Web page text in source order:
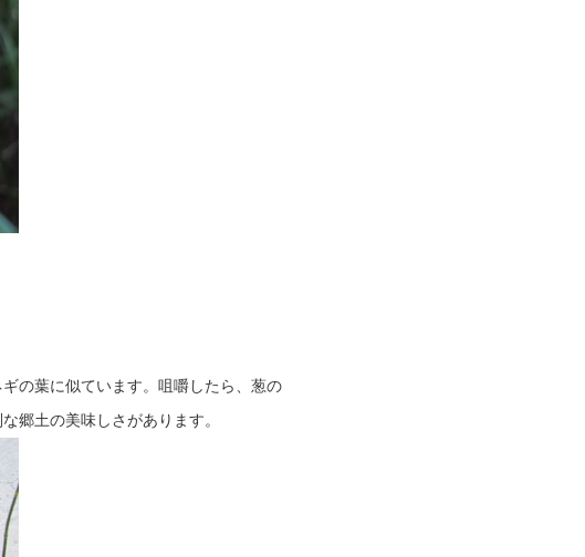
の葉に似ています。咀嚼したら、葱の
郷土の美味しさがあります。